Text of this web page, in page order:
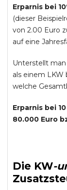
Erparnis bei
(dieser
von 2.00 Euro
auf eine
Unterstellt
als einem LKW
welche
Erparnis bei
80.000 Euro
Die KW-